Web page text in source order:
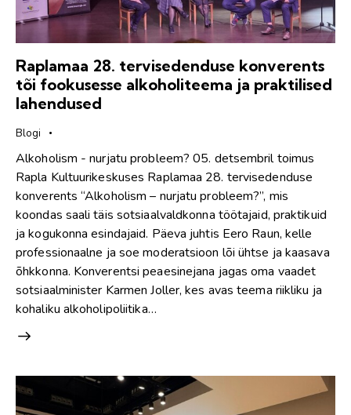
Raplamaa 28. tervisedenduse konverents
tõi fookusesse alkoholiteema ja praktilised
lahendused
Blogi
Alkoholism - nurjatu probleem? 05. detsembril toimus
Rapla Kultuurikeskuses Raplamaa 28. tervisedenduse
konverents “Alkoholism – nurjatu probleem?”, mis
koondas saali täis sotsiaalvaldkonna töötajaid, praktikuid
ja kogukonna esindajaid. Päeva juhtis Eero Raun, kelle
professionaalne ja soe moderatsioon lõi ühtse ja kaasava
õhkkonna. Konverentsi peaesinejana jagas oma vaadet
sotsiaalminister Karmen Joller, kes avas teema riikliku ja
kohaliku alkoholipoliitika…